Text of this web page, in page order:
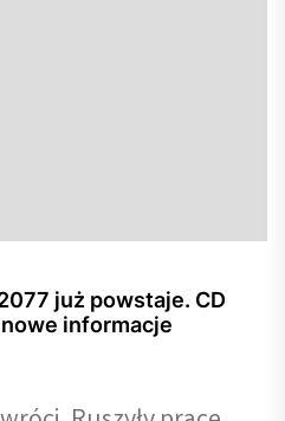
już powstaje. CD
informacje